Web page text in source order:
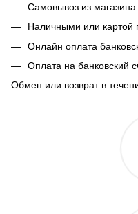
Самовывоз из магазина
Наличными или картой
Онлайн оплата
Оплата на банковский
Обмен или возврат в